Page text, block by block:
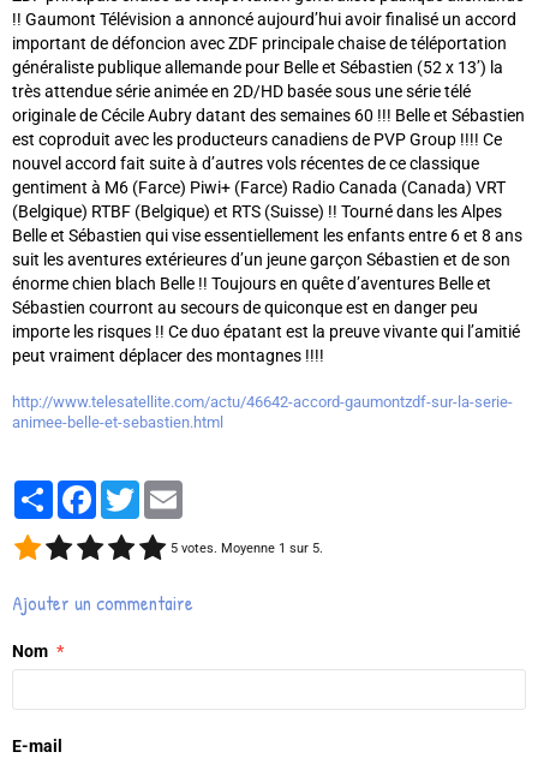
!! Gaumont Télévision a annoncé aujourd’hui avoir finalisé un accord
important de défoncion avec ZDF principale chaise de téléportation
généraliste publique allemande pour Belle et Sébastien (52 x 13’) la
très attendue série animée en 2D/HD basée sous une série télé
originale de Cécile Aubry datant des semaines 60 !!! Belle et Sébastien
est coproduit avec les producteurs canadiens de PVP Group !!!! Ce
nouvel accord fait suite à d’autres vols récentes de ce classique
gentiment à M6 (Farce) Piwi+ (Farce) Radio Canada (Canada) VRT
(Belgique) RTBF (Belgique) et RTS (Suisse) !! Tourné dans les Alpes
Belle et Sébastien qui vise essentiellement les enfants entre 6 et 8 ans
suit les aventures extérieures d’un jeune garçon Sébastien et de son
énorme chien blach Belle !! Toujours en quête d’aventures Belle et
Sébastien courront au secours de quiconque est en danger peu
importe les risques !! Ce duo épatant est la preuve vivante qui l’amitié
peut vraiment déplacer des montagnes !!!!
http://www.telesatellite.com/actu/46642-accord-gaumontzdf-sur-la-serie-
animee-belle-et-sebastien.html
PartagerFacebook
Twitter
5 votes. Moyenne 1 sur 5.
Ajouter un commentaire
Nom
E-mail